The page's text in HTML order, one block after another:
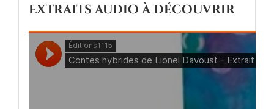
Extraits audio à découvrir